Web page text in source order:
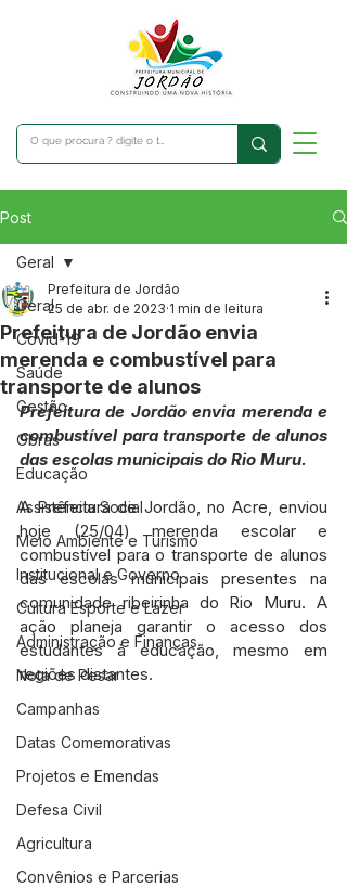
Post
Geral
Covid-19
Saúde
Gestão
Obras
Educação
Assistência Social
Meio Ambiente e Turismo
Institucional e Governo
Cultura Esporte e Lazer
Administração e Finanças
Nota de Pesar
Campanhas
Datas Comemorativas
Projetos e Emendas
Defesa Civil
Agricultura
Convênios e Parcerias
Geral
Prefeitura de Jordão envia
merenda e combustível para
transporte de alunos
Prefeitura de Jordão
25 de abr. de 2023 1 min de leitura
Prefeitura de Jordão envia merenda e
combustível para transporte de alunos
das escolas municipais do Rio Muru.
A Prefeitura de Jordão, no Acre, enviou
hoje (25/04) merenda escolar e
combustível para o transporte de alunos
das escolas municipais presentes na
comunidade ribeirinha do Rio Muru. A
ação planeja garantir o acesso dos
estudantes à educação, mesmo em
regiões distantes.